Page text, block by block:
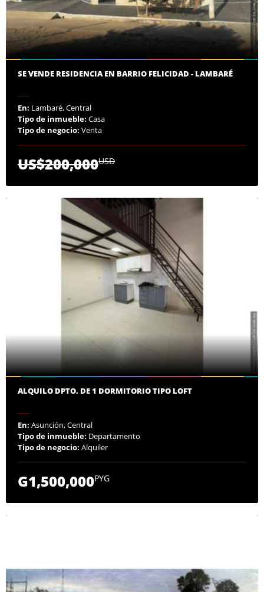
SE VENDE RESIDENCIA EN BARRIO FELICIDAD - LAMBARÉ
En: Lambaré, Central
Tipo de inmueble: Casa
Tipo de negocio: Venta
US$200,000USD
ALQUILO DPTO. DE 1 DORMITORIO TIPO LOFT
En: Asunción, Central
Tipo de inmueble: Departamento
Tipo de negocio: Alquiler
G1,500,000PYG